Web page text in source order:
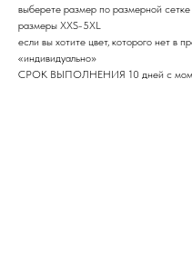
выберете размер по размерной сетке
размеры XXS-5XL
если вы хотите цвет, которого нет в
«индивидуально»
СРОК ВЫПОЛНЕНИЯ 10 дней с